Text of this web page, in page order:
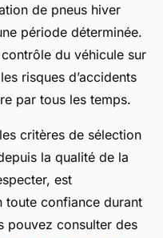
de pneus hiver
période déterminée.
du véhicule sur
risques d’accidents
par tous les temps.
critères de sélection
la qualité de la
est
toute confiance durant
pouvez consulter des